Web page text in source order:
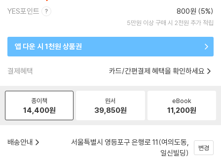
YES포인트 800원 (5%)
5만원 이상 구매 시 2천원 추가 적립
앱 다운 시 1천원 상품권
결제혜택 카드/간편결제 혜택을 확인하세요
종이책
14,400원
원서
39,850원
eBook
11,200원
배송안내
서울특별시 영등포구 은행로 11(여의도동,
일신빌딩)
변경